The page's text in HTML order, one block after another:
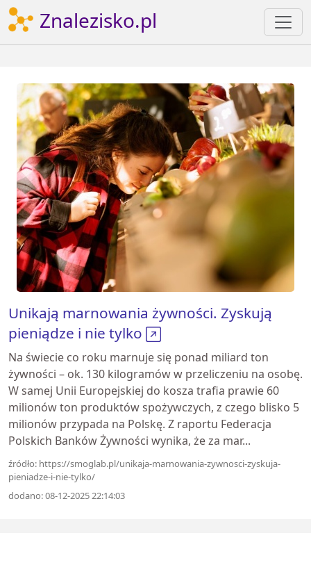
Znalezisko.pl
Unikają marnowania żywności. Zyskują
pieniądze i nie tylko
Na świecie co roku marnuje się ponad miliard ton
żywności – ok. 130 kilogramów w przeliczeniu na osobę.
W samej Unii Europejskiej do kosza trafia prawie 60
milionów ton produktów spożywczych, z czego blisko 5
milionów przypada na Polskę. Z raportu Federacja
Polskich Banków Żywności wynika, że za mar...
źródło: https://smoglab.pl/unikaja-marnowania-zywnosci-zyskuja-
pieniadze-i-nie-tylko/
dodano: 08-12-2025 22:14:03